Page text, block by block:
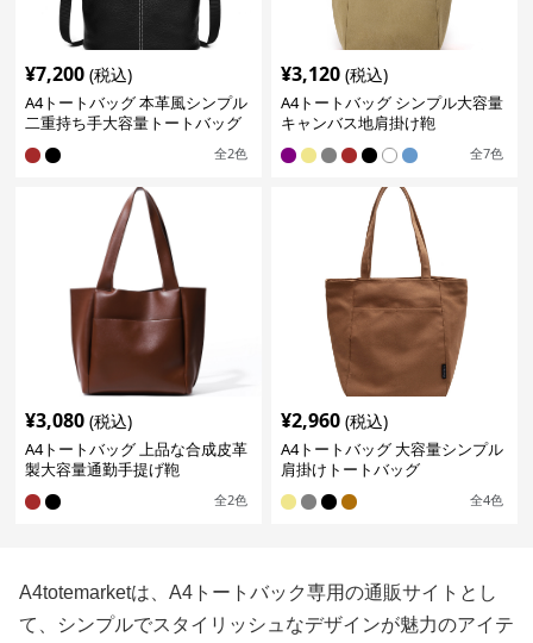
¥7,200 (税込)
A4トートバッグ 本革風シンプル
二重持ち手大容量トートバッグ
全2色
¥3,120 (税込)
A4トートバッグ シンプル大容量
キャンバス地肩掛け鞄
全7色
¥3,080 (税込)
A4トートバッグ 上品な合成皮革
製大容量通勤手提げ鞄
全2色
¥2,960 (税込)
A4トートバッグ 大容量シンプル
肩掛けトートバッグ
全4色
A4totemarketは、A4トートバック専用の通販サイトとし
て、シンプルでスタイリッシュなデザインが魅力のアイテ